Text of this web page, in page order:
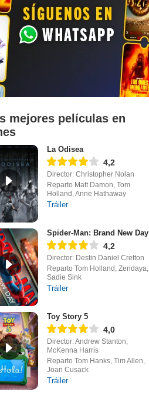
mejores películas en
La Odisea
4,2
Director: Christopher Nolan
Reparto Matt Damon, Tom
Holland, Anne Hathaway
Tráiler
Spider-Man: Brand New Day
4,2
Director: Destin Daniel Cretton
Reparto Tom Holland, Zendaya,
Sadie Sink
Tráiler
Toy Story 5
4,0
Director: Andrew Stanton,
McKenna Harris
Reparto Tom Hanks, Tim Allen,
Joan Cusack
Tráiler